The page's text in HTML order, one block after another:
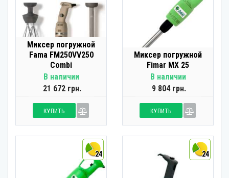
Миксер погружной
Fama FM250VV250
Combi
В наличии
21 672 грн.
КУПИТЬ
Миксер погружной
Fimar MX 25
В наличии
9 804 грн.
КУПИТЬ
24 24